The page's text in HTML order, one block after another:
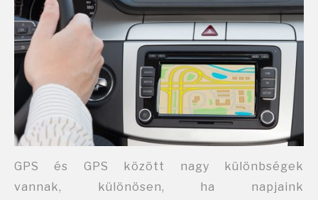
GPS és GPS között nagy különbségek
vannak, különösen, ha napjaink